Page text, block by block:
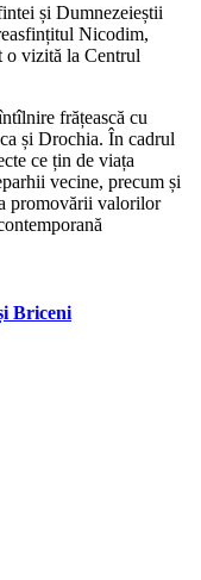
și Dumnezeieștii
Nicodim,
o vizită la Centrul
frățească cu
și Drochia. În cadrul
ce țin de viața
vecine, precum și
promovării valorilor
Briceni